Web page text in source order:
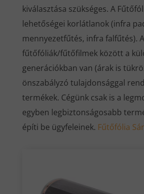
kiválasztása szükséges. A
lehetőségei korlátlanok (infra
mennyezetfűtés, infra falfűtés). A
fűtőfóliák/fűtőfilmek között a
generációkban van (árak is
önszabályzó tulajdonsággal
termékek. Cégünk csak is a
egyben legbiztonságosabb
építi be ügyfeleinek. Fűtőfólia